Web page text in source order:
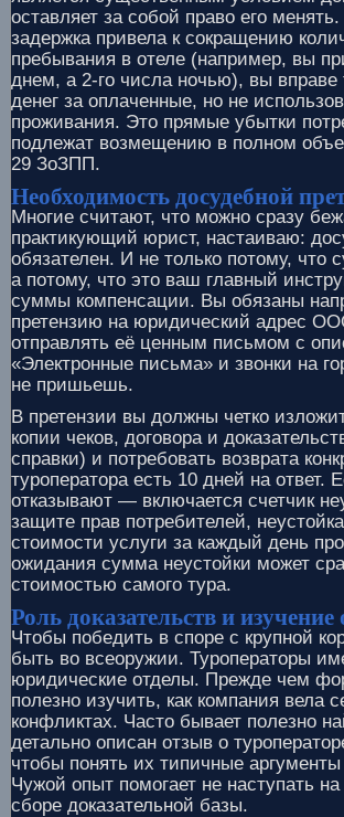
оставляет за собой право его
задержка привела к сокращению
пребывания в отеле (например, вы
днем, а 2-го числа ночью), вы вправе
денег за оплаченные, но не
проживания. Это прямые убытки
подлежат возмещению в полном
29 ЗоЗПП.
Необходимость досудебной
Многие считают, что можно сразу
практикующий юрист, настаиваю:
обязателен. И не только потому, что
а потому, что это ваш главный
суммы компенсации. Вы обязаны
претензию на юридический адрес
отправлять её ценным письмом с
«Электронные письма» и звонки на
не пришьешь.
В претензии вы должны четко
копии чеков, договора и
справки) и потребовать возврата
туроператора есть 10 дней на ответ.
отказывают — включается счетчик
защите прав потребителей,
стоимости услуги за каждый день
ожидания сумма неустойки может
стоимостью самого тура.
Роль доказательств и
Чтобы победить в споре с крупной
быть во всеоружии. Туроператоры
юридические отделы. Прежде чем
полезно изучить, как компания вела
конфликтах. Часто бывает полезно
детально описан отзыв о
чтобы понять их типичные
Чужой опыт помогает не наступать
сборе доказательной базы.